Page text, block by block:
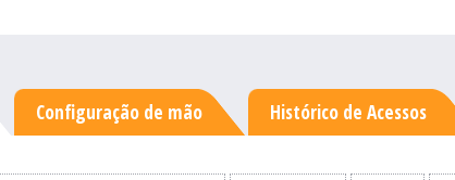
Configuração de mão Histórico de Acessos